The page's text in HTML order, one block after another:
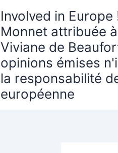
Involved in
Monnet attribuée
Viviane de
opinions émises
la responsabilité
européenne